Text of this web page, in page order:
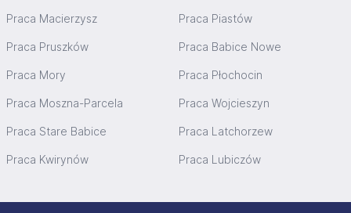
Praca Macierzysz Praca Piastów
Praca Pruszków Praca Babice Nowe
Praca Mory Praca Płochocin
Praca Moszna-Parcela Praca Wojcieszyn
Praca Stare Babice Praca Latchorzew
Praca Kwirynów Praca Lubiczów